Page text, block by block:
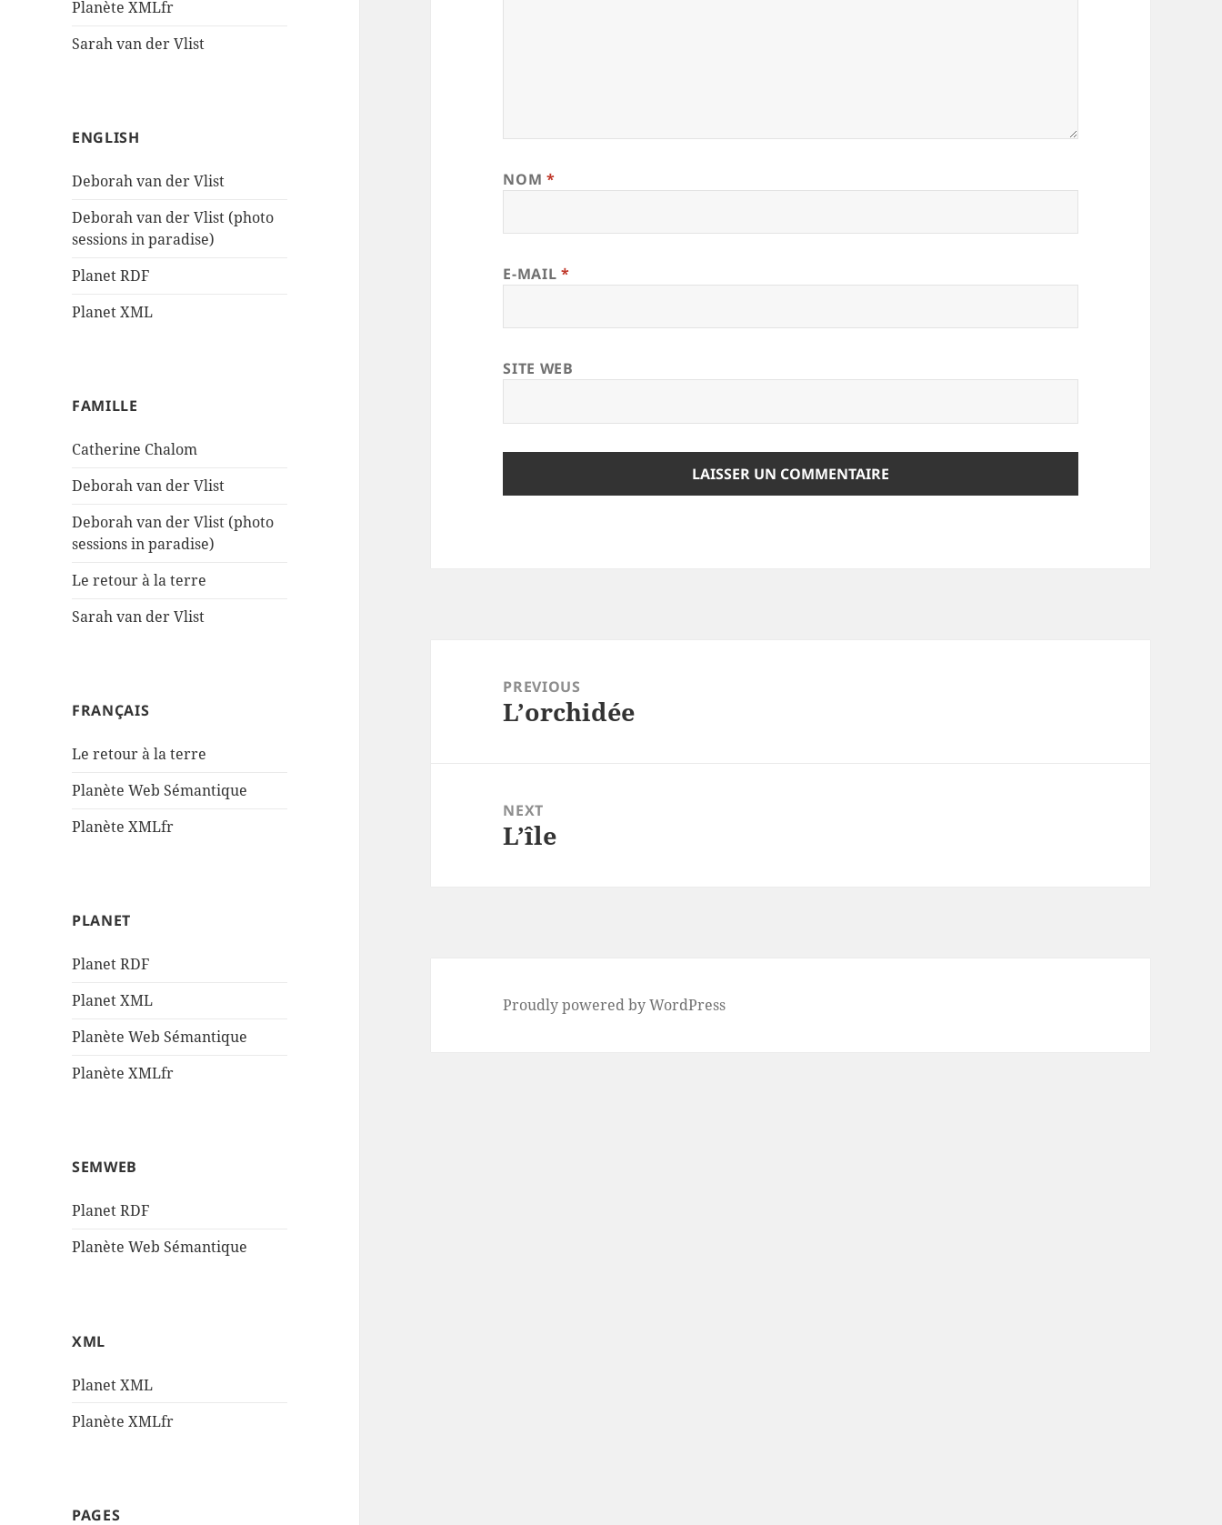
Planète XMLfr
Sarah van der Vlist
ENGLISH
Deborah van der Vlist
Deborah van der Vlist (photo
sessions in paradise)
Planet RDF
Planet XML
FAMILLE
Catherine Chalom
Deborah van der Vlist
Deborah van der Vlist (photo
sessions in paradise)
Le retour à la terre
Sarah van der Vlist
FRANÇAIS
Le retour à la terre
Planète Web Sémantique
Planète XMLfr
PLANET
Planet RDF
Planet XML
Planète Web Sémantique
Planète XMLfr
SEMWEB
Planet RDF
Planète Web Sémantique
XML
Planet XML
Planète XMLfr
PAGES
NOM *
E-MAIL *
SITE WEB
PREVIOUS
Previous
L’orchidée
NEXT
Next
L’île
Proudly powered by WordPress